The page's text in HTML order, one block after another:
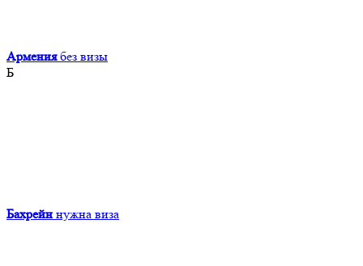
Армения без визы
Б
Бахрейн нужна виза